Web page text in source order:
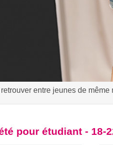
entre jeunes de même
pour étudiant - 18-